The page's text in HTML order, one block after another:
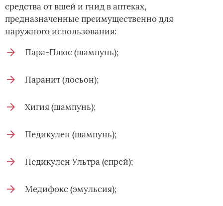
средства от вшей и гнид в аптеках,
предназначенные преимущественно для
наружного использования:
Пара-Плюс (шампунь);
Паранит (лосьон);
Хигия (шампунь);
Педикулен (шампунь);
Педикулен Ультра (спрей);
Медифокс (эмульсия);